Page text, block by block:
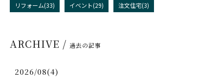
リフォーム(33) イベント(29) 注文住宅(3)
ARCHIVE / 過去の記事
2026/08(4)